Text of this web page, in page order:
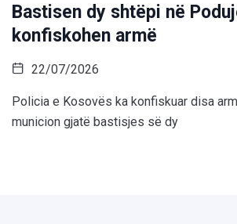
Bastisen dy shtëpi në
konfiskohen armë
22/07/2026
Policia e Kosovës ka konfiskuar disa
municion gjatë bastisjes së dy